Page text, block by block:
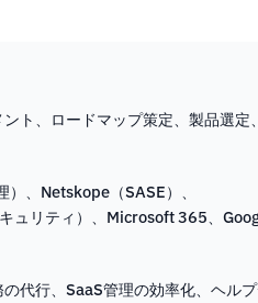
ト、ロードマップ策定、製品選定
、Netskope（SASE）、
ュリティ）、Microsoft 365、
代行、SaaS管理の効率化、ヘル